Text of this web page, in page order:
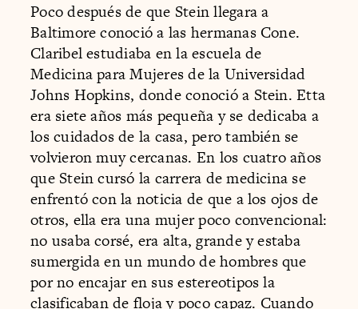
Poco después de que Stein llegara a
Baltimore conoció a las hermanas Cone.
Claribel estudiaba en la escuela de
Medicina para Mujeres de la Universidad
Johns Hopkins, donde conoció a Stein. Etta
era siete años más pequeña y se dedicaba a
los cuidados de la casa, pero también se
volvieron muy cercanas. En los cuatro años
que Stein cursó la carrera de medicina se
enfrentó con la noticia de que a los ojos de
otros, ella era una mujer poco convencional:
no usaba corsé, era alta, grande y estaba
sumergida en un mundo de hombres que
por no encajar en sus estereotipos la
clasificaban de floja y poco capaz. Cuando